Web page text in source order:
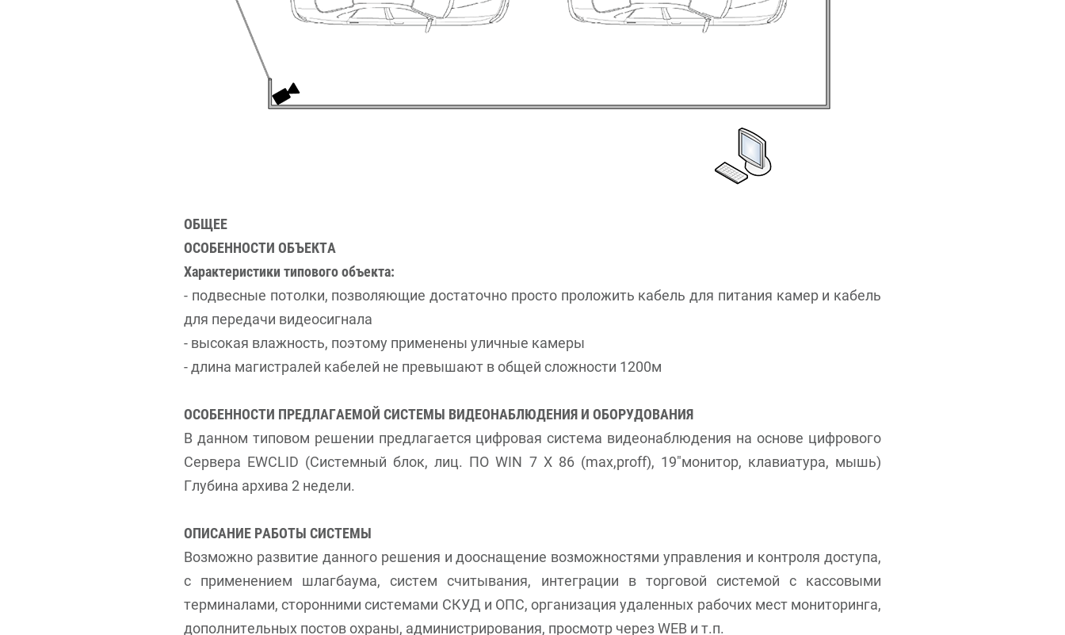
ОБЩЕЕ
ОСОБЕННОСТИ ОБЪЕКТА
Характеристики типового объекта:
- подвесные потолки, позволяющие достаточно просто проложить кабель для питания камер и кабель
для передачи видеосигнала
- высокая влажность, поэтому применены уличные камеры
- длина магистралей кабелей не превышают в общей сложности 1200м
ОСОБЕННОСТИ ПРЕДЛАГАЕМОЙ СИСТЕМЫ ВИДЕОНАБЛЮДЕНИЯ И ОБОРУДОВАНИЯ
В данном типовом решении предлагается цифровая система видеонаблюдения на основе цифрового
Сервера EWCLID (Системный блок, лиц. ПО WIN 7 X 86 (max,proff), 19"монитор, клавиатура, мышь)
Глубина архива 2 недели.
ОПИСАНИЕ РАБОТЫ СИСТЕМЫ
Возможно развитие данного решения и дооснащение возможностями управления и контроля доступа,
с применением шлагбаума, систем считывания, интеграции в торговой системой с кассовыми
терминалами, сторонними системами СКУД и ОПС, организация удаленных рабочих мест мониторинга,
дополнительных постов охраны, администрирования, просмотр через WEB и т.п.